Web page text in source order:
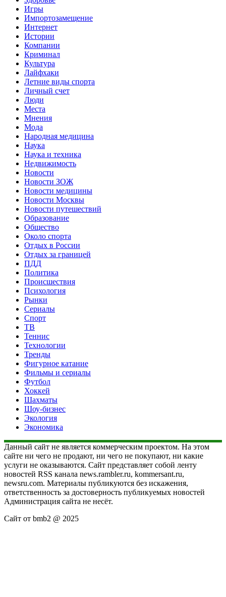
Игры
Импортозамещение
Интернет
Истории
Компании
Криминал
Культура
Лайфхаки
Летние виды спорта
Личный счет
Люди
Места
Мнения
Мода
Народная медицина
Наука
Наука и техника
Недвижимость
Новости
Новости ЗОЖ
Новости медицины
Новости Москвы
Новости путешествий
Образование
Общество
Около спорта
Отдых в России
Отдых за границей
ПДД
Политика
Происшествия
Психология
Рынки
Сериалы
Спорт
ТВ
Теннис
Технологии
Тренды
Фигурное катание
Фильмы и сериалы
Футбол
Хоккей
Шахматы
Шоу-бизнес
Экология
Экономика
Данный сайт не является коммерческим проектом. На этом
сайте ни чего не продают, ни чего не покупают, ни какие
услуги не оказываются. Сайт представляет собой ленту
новостей RSS канала news.rambler.ru, kommersant.ru,
newsru.com. Материалы публикуются без искажения,
ответственность за достоверность публикуемых новостей
Администрация сайта не несёт.
Сайт от bmb2 @ 2025